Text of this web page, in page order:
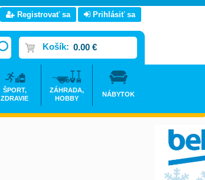
Registrovať sa Prihlásiť sa
Košík: 0.00 €
ŠPORT,
ZDRAVIE
ZÁHRADA,
HOBBY
NÁBYTOK